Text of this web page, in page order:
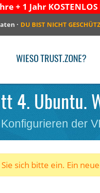
+ 1 Jahr KOSTENLOS
· DU BIST NICHT
WIESO TRUST.ZONE?
4. Ubuntu.
der
Sie sich bitte ein. Ein